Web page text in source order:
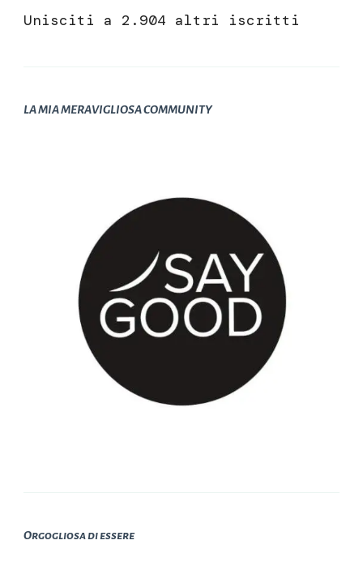
Unisciti a 2.904 altri iscritti
LA MIA MERAVIGLIOSA COMMUNITY
Orgogliosa di essere